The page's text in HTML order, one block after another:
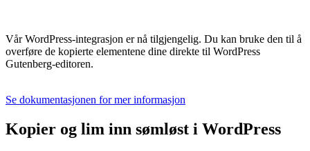
Vår WordPress-integrasjon er nå tilgjengelig. Du kan bruke den til å
overføre de kopierte elementene dine direkte til WordPress
Gutenberg-editoren.
Se dokumentasjonen for mer informasjon
Kopier og lim inn sømløst i WordPress